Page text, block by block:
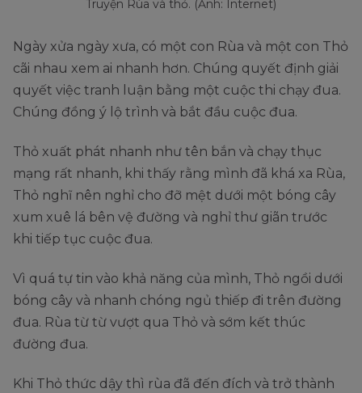
Truyện Rùa và thỏ. (Ảnh: Internet)
Ngày xửa ngày xưa, có một con Rùa và một con Thỏ
cãi nhau xem ai nhanh hơn. Chúng quyết định giải
quyết việc tranh luận bằng một cuộc thi chạy đua.
Chúng đồng ý lộ trình và bắt đầu cuộc đua.
Thỏ xuất phát nhanh như tên bắn và chạy thục
mạng rất nhanh, khi thấy rằng mình đã khá xa Rùa,
Thỏ nghĩ nên nghỉ cho đỡ mệt dưới một bóng cây
xum xuê lá bên vệ đường và nghỉ thư giãn trước
khi tiếp tục cuộc đua.
Vì quá tự tin vào khả năng của mình, Thỏ ngồi dưới
bóng cây và nhanh chóng ngủ thiếp đi trên đường
đua. Rùa từ từ vượt qua Thỏ và sớm kết thúc
đường đua.
Khi Thỏ thức dậy thì rùa đã đến đích và trở thành